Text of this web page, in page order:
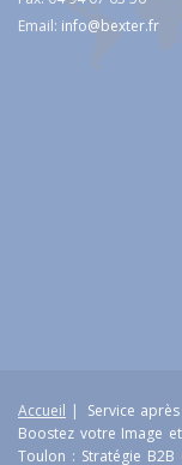
Email: info@bexter.fr
Accueil | Service
Boostez votre Image
Toulon : Stratégie B2B